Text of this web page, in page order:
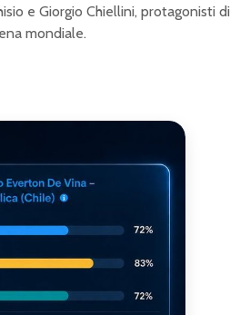
e Giorgio Chiellini, protagonisti di
mondiale.